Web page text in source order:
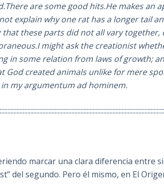
are some good hits.He makes an
explain why one rat has a longer tail
that these parts did not all vary
might ask the creationist
in some relation from laws of growth;
God created animals unlike for mere
my argumentum ad hominem.
marcar una clara diferencia entre
del segundo. Pero él mismo, en El